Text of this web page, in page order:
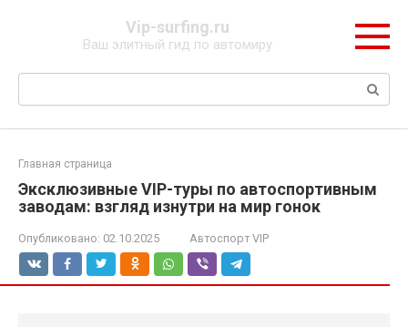
Vip-surfing.ru
Ваш элитный гид по автомиру
Поиск:
Главная страница
Эксклюзивные VIP-туры по автоспортивным
заводам: взгляд изнутри на мир гонок
Опубликовано: 02.10.2025 Автоспорт VIP